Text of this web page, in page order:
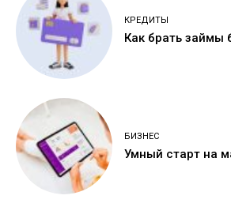
КРЕДИТЫ
Как брать займы
БИЗНЕС
Умный старт на